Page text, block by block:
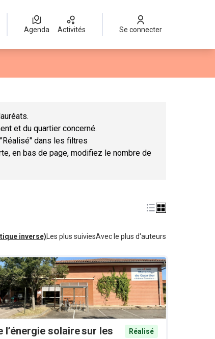
Agenda Activités Se connecter
et du quartier concerné.
dans les filtres
en bas de page, modifiez le nombre de
inverse) Les plus suiviesAvec le plus d'auteurs
l’énergie solaire sur les
Réalisé